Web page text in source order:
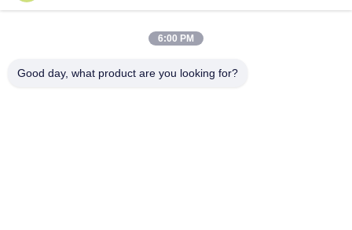
Guangdong Yuhua Spielkarten Co., Ltd. Hinzufügen: Nr. 26
6:00 PM
Good day, what product are you looking for?